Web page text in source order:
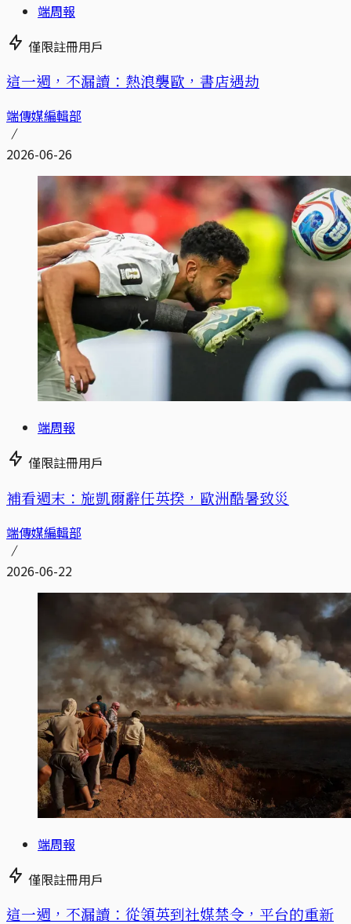
端周報
僅限註冊用戶
這一週，不漏讀：熱浪襲歐，書店遇劫
端傳媒編輯部
2026-06-26
端周報
僅限註冊用戶
補看週末：施凱爾辭任英揆，歐洲酷暑致災
端傳媒編輯部
2026-06-22
端周報
僅限註冊用戶
這一週，不漏讀：從領英到社媒禁令，平台的重新